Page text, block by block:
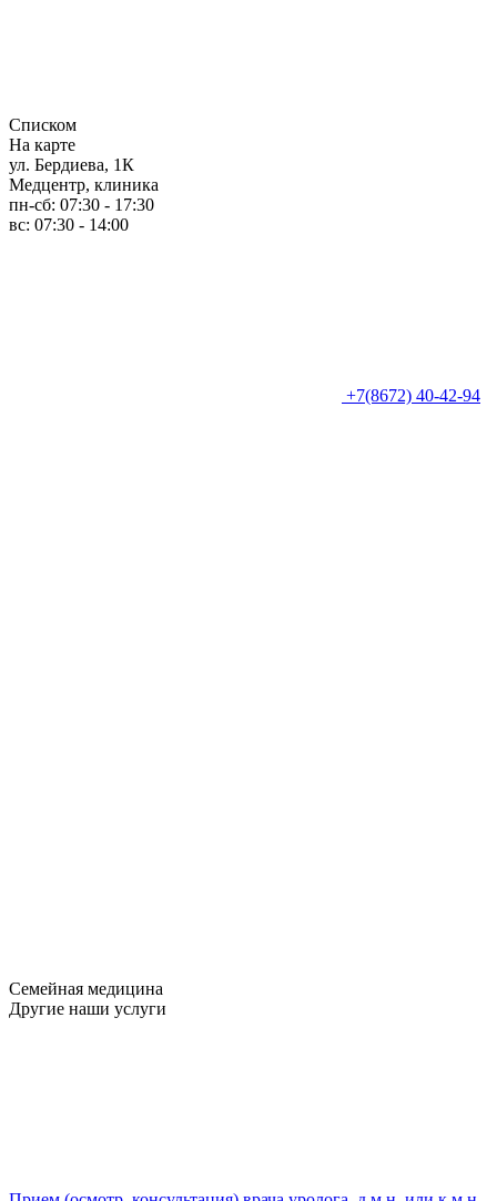
Списком
На карте
ул. Бердиева, 1К
Медцентр, клиника
пн-сб: 07:30 - 17:30
вс: 07:30 - 14:00
+7(8672) 40-42-94
Семейная медицина
Другие наши услуги